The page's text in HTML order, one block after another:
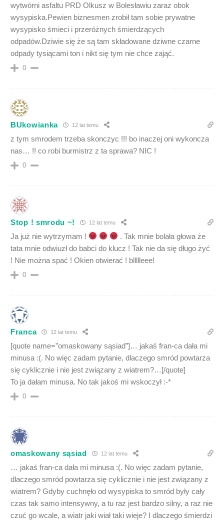
wytwórni asfaltu PRD Olkusz w Bolesławiu zaraz obok
wysypiska.Pewien biznesmen zrobił tam sobie prywatne
wysypisko śmieci i przeróżnych śmierdzących
odpadów.Dziwie się że są tam składowane dziwne czarne
odpady tysiącami ton i nikt się tym nie chce zająć.
0
BUkowianka 12 lat temu
z tym smrodem trzeba skonczyc !!! bo inaczej oni wykoncza
nas… !! co robi burmistrz z ta sprawa? NIC !
0
Stop ! smrodu ~! 12 lat temu
Ja już nie wytrzymam !
. Tak mnie bolała głowa że
tata mnie odwiuzł do babci do klucz ! Tak nie da się długo żyć
! Nie można spać ! Okien otwierać ! bllllleee!
0
Franca 12 lat temu
[quote name=”omaskowany sąsiad”]… jakaś fran-ca dała mi
minusa :(. No więc zadam pytanie, dlaczego smród powtarza
się cyklicznie i nie jest związany z wiatrem?…[/quote]
To ja dałam minusa. No tak jakoś mi wskoczył :-*
0
omaskowany sąsiad 12 lat temu
… jakaś fran-ca dała mi minusa :(. No więc zadam pytanie,
dlaczego smród powtarza się cyklicznie i nie jest związany z
wiatrem? Gdyby cuchnęło od wysypiska to smród były cały
czas tak samo intensywny, a tu raz jest bardzo silny, a raz nie
czuć go wcale, a wiatr jaki wiał taki wieje? I dlaczego śmierdzi